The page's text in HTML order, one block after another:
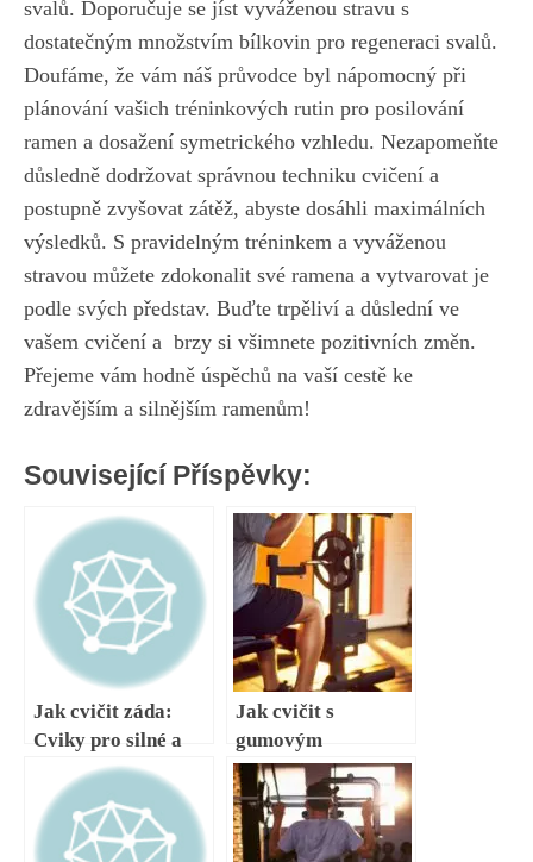
svalů. ‌Doporučuje ⁤se jíst vyváženou stravu ‌s
dostatečným množstvím bílkovin pro regeneraci svalů.
Doufáme, že vám náš ⁣průvodce byl nápomocný při
plánování vašich ​tréninkových rutin pro⁤ posilování
ramen a dosažení symetrického‍ vzhledu. ⁢Nezapomeňte⁢
důsledně dodržovat ⁣správnou techniku cvičení a
postupně zvyšovat⁤ zátěž,⁢ abyste dosáhli ⁢maximálních
výsledků. ⁤S pravidelným tréninkem a vyváženou
stravou ​můžete zdokonalit své ramena a vytvarovat ⁤je
podle ⁣svých⁢ představ. Buďte trpěliví a důslední ve‍
vašem cvičení a ⁢ brzy si všimnete⁣ pozitivních ‌změn.
Přejeme⁣ vám​ hodně úspěchů na ⁣vaší cestě ke
⁣zdravějším a silnějším ⁣ramenům!
Související Příspěvky:
Jak cvičit záda:
Cviky pro silné a
zdravé zádové svaly
Jak cvičit s
gumovým
kroužkem:
Posilování s
využitím gumy